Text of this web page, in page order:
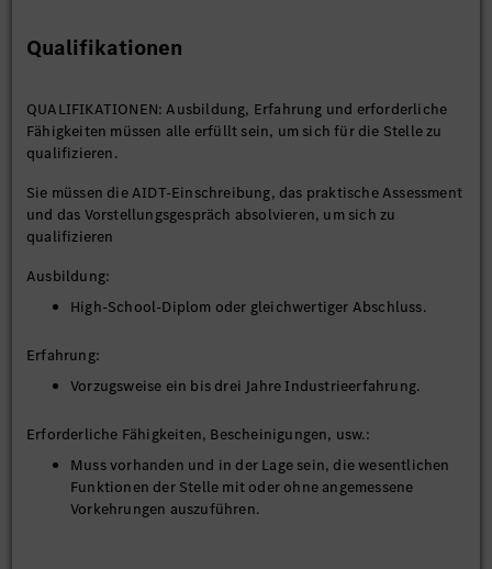
Montage: Montage von Luxus- und Elektrofahrzeugen an
Kombination von Aufgaben gemäß den Spezifikationen
unter Verwendung von Handwerkzeugen,
Elektrowerkzeugen, Hilfsmitteln und
Karosserie: Laden von Karosserieteilen aus Metall in
automatisierte Schweißanlagen, um
Karosseriebaugruppen zu formen.
Lackieren: Zu den Lackiervorgängen gehören das
Auftragen einer Versiegelung, das Schleifen und das
Aufsprühen von Farbe, um das Fahrzeug für die Montage
Batterie: Montage von Hochspannungsbatteriesystemen
neuer Technologie.
Qualifikationen
QUALIFIKATIONEN: Ausbildung, Erfahrung und erforderliche
Fähigkeiten müssen alle erfüllt sein, um sich für die Stelle zu
qualifizieren.
Sie müssen die AIDT-Einschreibung, das praktische Assessment
und das Vorstellungsgespräch absolvieren, um sich zu
qualifizieren
Ausbildung:
High-School-Diplom oder gleichwertiger Abschluss.
Erfahrung:
Vorzugsweise ein bis drei Jahre Industrieerfahrung.
Erforderliche Fähigkeiten, Bescheinigungen, usw.:
Muss vorhanden und in der Lage sein, die wesentlichen
Funktionen der Stelle mit oder ohne angemessene
Vorkehrungen auszuführen.